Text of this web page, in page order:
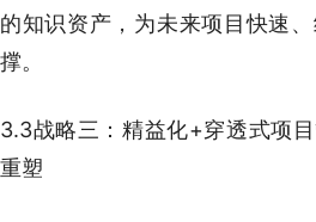
的知识资产，为未来项目快速
撑。
3.3战略三：精益化+穿透式项
重塑